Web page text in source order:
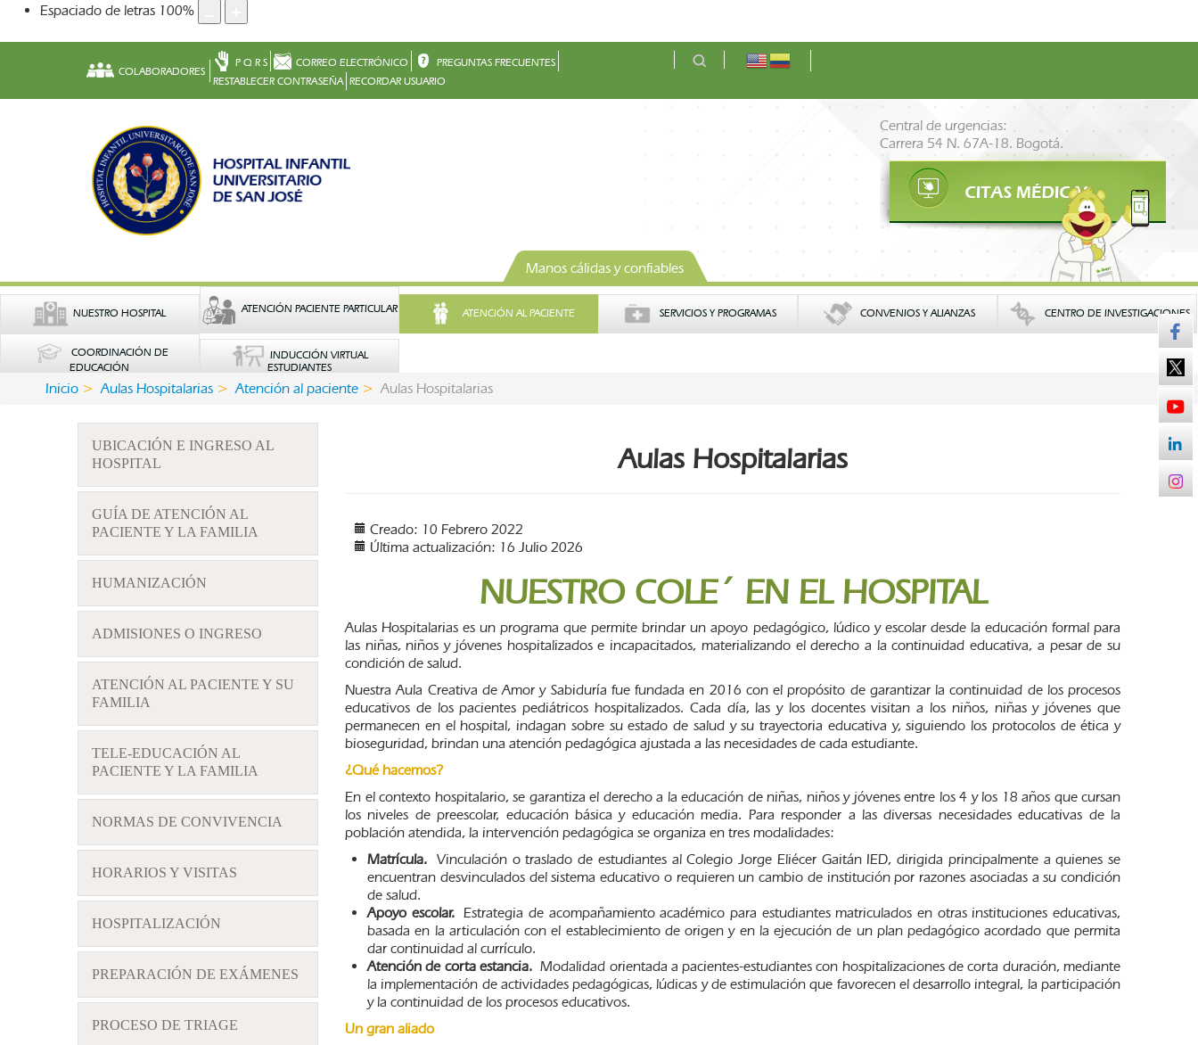
Espaciado de letras 100%
COLABORADORES
P Q R S CORREO ELECTRÓNICO
PREGUNTAS FRECUENTES
RESTABLECER CONTRASEÑA RECORDAR USUARIO
Central de urgencias:
Carrera 54 N. 67A-18. Bogotá.
Manos cálidas y confiables
NUESTRO HOSPITAL ATENCIÓN PACIENTE PARTICULAR ATENCIÓN AL PACIENTE SERVICIOS Y PROGRAMAS CONVENIOS Y ALIANZAS CENTRO DE INVESTIGACIONES
COORDINACIÓN DE
EDUCACIÓN
INDUCCIÓN VIRTUAL
ESTUDIANTES
Inicio Aulas Hospitalarias Atención al paciente Aulas Hospitalarias
UBICACIÓN E INGRESO AL
HOSPITAL
GUÍA DE ATENCIÓN AL
PACIENTE Y LA FAMILIA
HUMANIZACIÓN
ADMISIONES O INGRESO
ATENCIÓN AL PACIENTE Y SU
FAMILIA
TELE-EDUCACIÓN AL
PACIENTE Y LA FAMILIA
NORMAS DE CONVIVENCIA
HORARIOS Y VISITAS
HOSPITALIZACIÓN
PREPARACIÓN DE EXÁMENES
PROCESO DE TRIAGE
Aulas Hospitalarias
Creado: 10 Febrero 2022
Última actualización: 16 Julio 2026
NUESTRO COLE´ EN EL HOSPITAL
Aulas Hospitalarias es un programa que permite brindar un apoyo pedagógico, lúdico y escolar desde la educación formal para
las niñas, niños y jóvenes hospitalizados e incapacitados, materializando el derecho a la continuidad educativa, a pesar de su
condición de salud.
Nuestra Aula Creativa de Amor y Sabiduría fue fundada en 2016 con el propósito de garantizar la continuidad de los procesos
educativos de los pacientes pediátricos hospitalizados. Cada día, las y los docentes visitan a los niños, niñas y jóvenes que
permanecen en el hospital, indagan sobre su estado de salud y su trayectoria educativa y, siguiendo los protocolos de ética y
bioseguridad, brindan una atención pedagógica ajustada a las necesidades de cada estudiante.
¿Qué hacemos?
En el contexto hospitalario, se garantiza el derecho a la educación de niñas, niños y jóvenes entre los 4 y los 18 años que cursan
los niveles de preescolar, educación básica y educación media. Para responder a las diversas necesidades educativas de la
población atendida, la intervención pedagógica se organiza en tres modalidades:
Matrícula. Vinculación o traslado de estudiantes al Colegio Jorge Eliécer Gaitán IED, dirigida principalmente a quienes se
encuentran desvinculados del sistema educativo o requieren un cambio de institución por razones asociadas a su condición
de salud.
Apoyo escolar.Estrategia de acompañamiento académico para estudiantes matriculados en otras instituciones educativas,
basada en la articulación con el establecimiento de origen y en la ejecución de un plan pedagógico acordado que permita
dar continuidad al currículo.
Atención de corta estancia.Modalidad orientada a pacientes-estudiantes con hospitalizaciones de corta duración, mediante
la implementación de actividades pedagógicas, lúdicas y de estimulación que favorecen el desarrollo integral, la participación
y la continuidad de los procesos educativos.
Un gran aliado